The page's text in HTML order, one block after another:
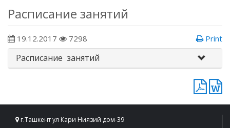
Расписание занятий
19.12.2017 7298 Print
Расписание занятий
г.Ташкент ул Кари Ниязий дом-39